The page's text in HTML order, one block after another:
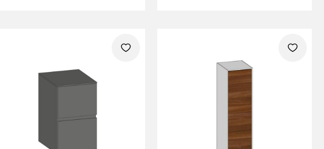
heart heart